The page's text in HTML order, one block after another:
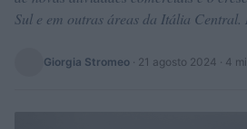
Sul e em outras áreas da Itália Central.
Giorgia Stromeo · 21 agosto 2024 · 4